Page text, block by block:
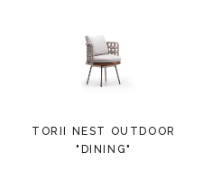
TORII NEST OUTDOOR
"DINING"